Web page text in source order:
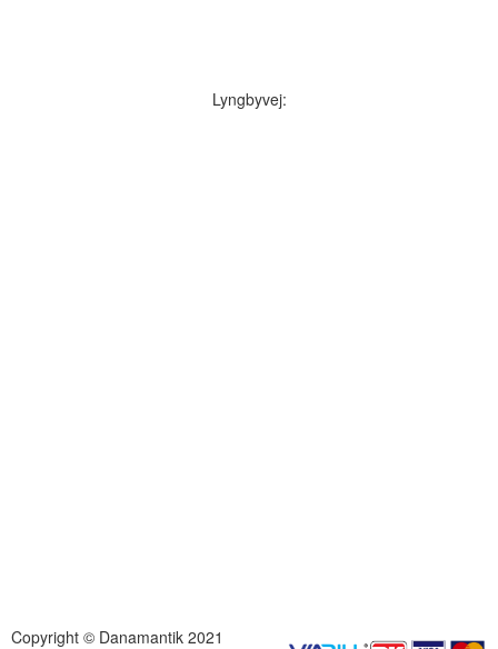
Lyngbyvej:
Copyright © Danamantik 2021